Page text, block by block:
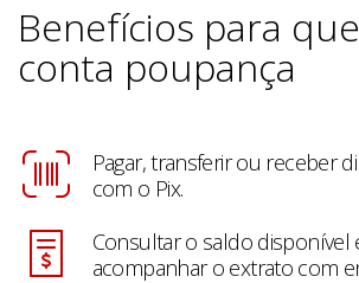
Benefícios para
conta poupança
Pagar, transferir ou receber
com o Pix.
Consultar o saldo disponível
acompanhar o extrato com